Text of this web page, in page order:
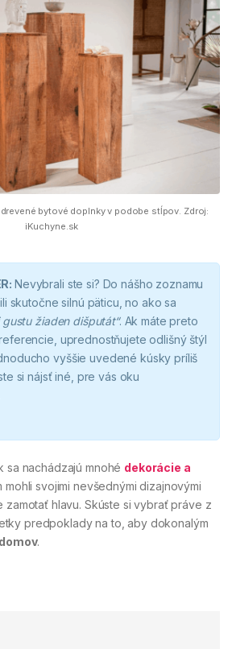
bytové doplnky v podobe stĺpov. Zdroj:
iKuchyne.sk
Nevybrali ste si? Do nášho zoznamu
skutočne silnú päticu, no ako sa
gustu žiaden dišputát“. Ak máte preto
uprednostňujete odlišný štýl
vyššie uvedené kúsky príliš
si nájsť iné, pre vás oku
sa nachádzajú mnohé dekorácie a
mohli svojimi nevšednými dizajnovými
zamotať hlavu. Skúste si vybrať práve z
predpoklady na to, aby dokonalým
.